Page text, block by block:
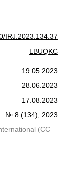
IRJ.2023.134.37
LBUQKC
19.05.2023
28.06.2023
17.08.2023
№ 8 (134), 2023
(CC